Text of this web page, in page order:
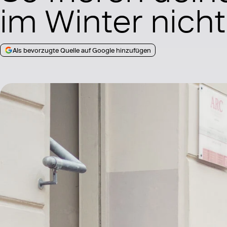
im Winter
Als bevorzugte Quelle auf Google hinzufügen